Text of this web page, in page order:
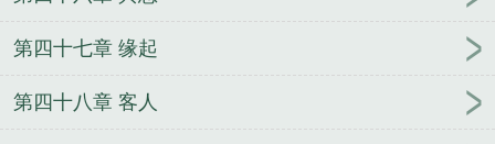
第四十七章 缘起
第四十八章 客人